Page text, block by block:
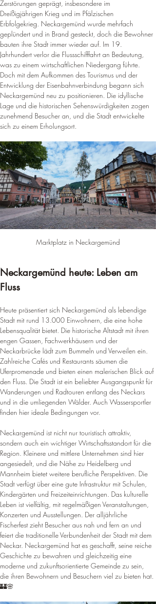
Zerstörungen geprägt, insbesondere im
Dreißigjährigen Krieg und im Pfälzischen
Erbfolgekrieg. Neckargemünd wurde mehrfach
geplündert und in Brand gesteckt, doch die Bewohner
bauten ihre Stadt immer wieder auf. Im 19.
Jahrhundert verlor die Flussschifffahrt an Bedeutung,
was zu einem wirtschaftlichen Niedergang führte.
Doch mit dem Aufkommen des Tourismus und der
Entwicklung der Eisenbahnverbindung begann sich
Neckargemünd neu zu positionieren. Die idyllische
Lage und die historischen Sehenswürdigkeiten zogen
zunehmend Besucher an, und die Stadt entwickelte
sich zu einem Erholungsort.
Marktplatz in Neckargemünd
Neckargemünd heute: Leben am
Fluss
Heute präsentiert sich Neckargemünd als lebendige
Stadt mit rund 13.000 Einwohnern, die eine hohe
Lebensqualität bietet. Die historische Altstadt mit ihren
engen Gassen, Fachwerkhäusern und der
Neckarbrücke lädt zum Bummeln und Verweilen ein.
Zahlreiche Cafés und Restaurants säumen die
Uferpromenade und bieten einen malerischen Blick auf
den Fluss. Die Stadt ist ein beliebter Ausgangspunkt für
Wanderungen und Radtouren entlang des Neckars
und in die umliegenden Wälder. Auch Wassersportler
finden hier ideale Bedingungen vor.
Neckargemünd ist nicht nur touristisch attraktiv,
sondern auch ein wichtiger Wirtschaftsstandort für die
Region. Kleinere und mittlere Unternehmen sind hier
angesiedelt, und die Nähe zu Heidelberg und
Mannheim bietet weitere berufliche Perspektiven. Die
Stadt verfügt über eine gute Infrastruktur mit Schulen,
Kindergärten und Freizeiteinrichtungen. Das kulturelle
Leben ist vielfältig, mit regelmäßigen Veranstaltungen,
Konzerten und Ausstellungen. Der alljährliche
Fischerfest zieht Besucher aus nah und fern an und
feiert die traditionelle Verbundenheit der Stadt mit dem
Neckar. Neckargemünd hat es geschafft, seine reiche
Geschichte zu bewahren und gleichzeitig eine
moderne und zukunftsorientierte Gemeinde zu sein,
die ihren Bewohnern und Besuchern viel zu bieten hat.
🏰🌸